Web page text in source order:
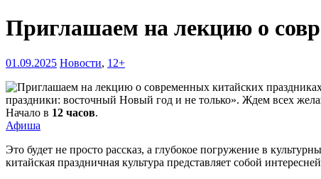
Приглашаем на лекцию о
01.09.2025 Новости, 12+
праздники: восточный Новый год и не только». Ждем всех
Начало в 12 часов.
Афиша
Это будет не просто рассказ, а глубокое погружение в
китайская праздничная культура представляет собой